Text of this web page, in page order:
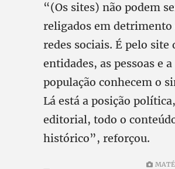
“(Os sites) não podem
religados em detrimento
redes sociais. É pelo site
entidades, as pessoas e a
população conhecem o
Lá está a posição
editorial, todo o
histórico”, reforçou.